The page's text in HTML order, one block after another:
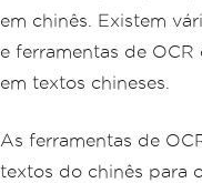
em chinês. Existem
e ferramentas de
em textos chineses.
As ferramentas de
textos do chinês para